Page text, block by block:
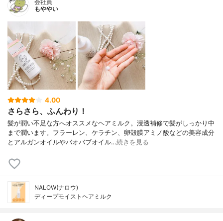
会社員
もややい
4.00
さらさら、ふんわり！
髪が潤い不足な方へオススメなヘアミルク。浸透補修で髪がしっかり中
まで潤います。フラーレン、ケラチン、卵殻膜アミノ酸などの美容成分
とアルガンオイルやバオバブオイル…続きを見る
NALOW(ナロウ)
ディープモイストヘアミルク